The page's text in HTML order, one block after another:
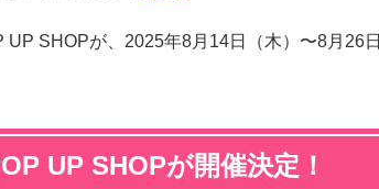
UP SHOPが、2025年8月14日（木）〜8月26日
UP SHOPが開催決定！